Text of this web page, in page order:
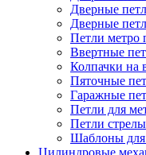
Дверные
Дверные
Петли метро
Ввертные
Колпачки на
Пяточные
Гаражные
Петли для
Петли стрелы
Шаблоны для
Цилиндровые